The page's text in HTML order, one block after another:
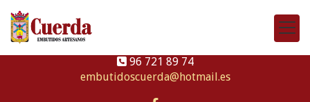
96 721 89 74
embutidoscuerda
hotmail.es